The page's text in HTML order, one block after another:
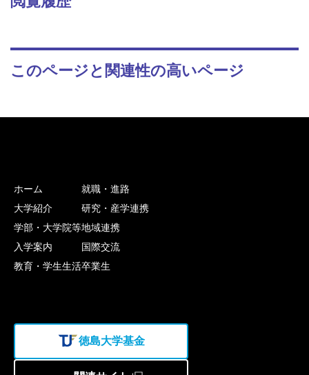
このページと関連性の高いページ
ホーム
大学紹介
学部・大学院等
入学案内
教育・学生生活
就職・進路
研究・産学連携
地域連携
国際交流
卒業生
徳島大学基金